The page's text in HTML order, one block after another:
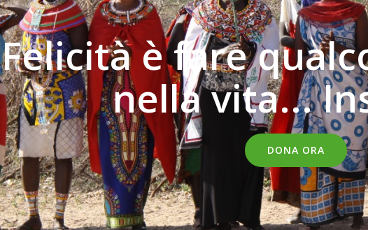
Felicità è fare
nella vita...
DONA ORA